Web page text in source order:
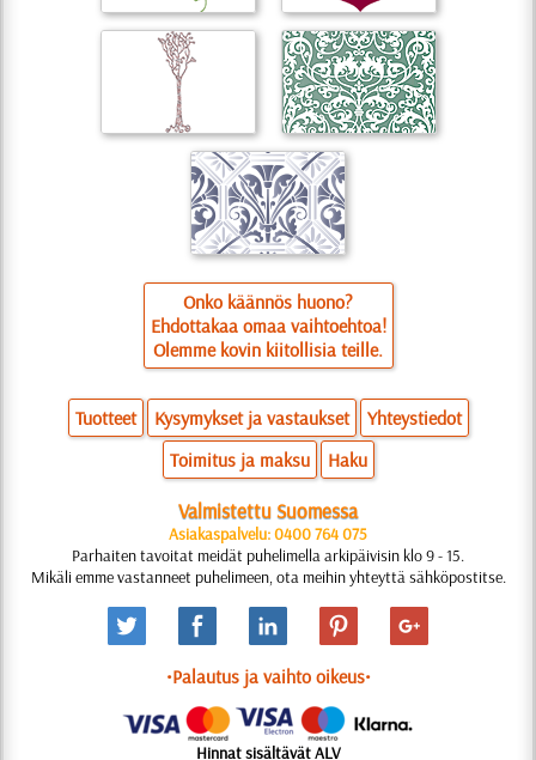
Onko käännös huono?
Ehdottakaa omaa vaihtoehtoa!
Olemme kovin kiitollisia teille.
Tuotteet Kysymykset ja vastaukset
Yhteystiedot
Toimitus ja maksu
Haku
Valmistettu Suomessa
Asiakaspalvelu: 0400 764 075
Parhaiten tavoitat meidät puhelimella arkipäivisin klo 9 - 15.
Mikäli emme vastanneet puhelimeen, ota meihin yhteyttä sähköpostitse.
•Palautus ja vaihto oikeus•
Hinnat sisältävät ALV